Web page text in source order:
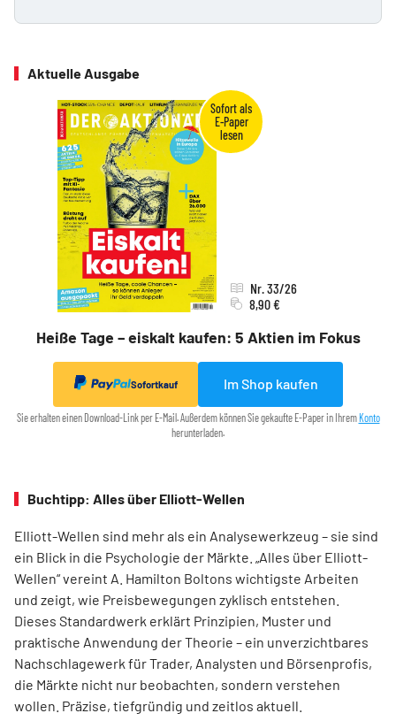
Aktuelle Ausgabe
Heiße Tage – eiskalt kaufen: 5 Aktien im Fokus
Nr. 33/26
8,90 €
Sofortkauf Im Shop kaufen
Sie erhalten einen Download-Link per E-Mail. Außerdem können Sie gekaufte E-Paper in IhremKonto
herunterladen.
Buchtipp: Alles über Elliott-Wellen
Elliott-Wellen sind mehr als ein Analysewerkzeug – sie sind
ein Blick in die Psychologie der Märkte. „Alles über Elliott-
Wellen“ vereint A. Hamilton Boltons wichtigste Arbeiten
und zeigt, wie Preisbewegungen zyklisch entstehen.
Dieses Standardwerk erklärt Prinzipien, Muster und
praktische Anwendung der Theorie – ein unverzichtbares
Nachschlagewerk für Trader, Analysten und Börsenprofis,
die Märkte nicht nur beobachten, sondern verstehen
wollen. Präzise, tiefgründig und zeitlos aktuell.